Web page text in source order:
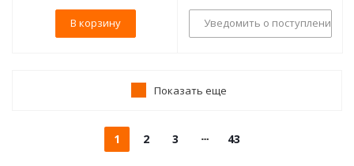
В корзину Уведомить о поступлении
Показать еще
1 2 3 43